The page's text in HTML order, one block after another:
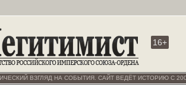
16+
ВЗГЛЯД НА СОБЫТИЯ. САЙТ ВЕДЁТ ИСТОРИЮ С